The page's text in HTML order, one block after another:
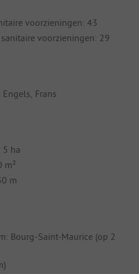
voorzieningen: 43
voorzieningen: 29
Frans
5 ha
m²
m
Bourg-Saint-Maurice (op 2